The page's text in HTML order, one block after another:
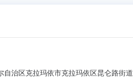
治区克拉玛依市克拉玛依区昆仑路街